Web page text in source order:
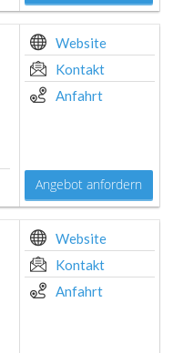
Website
Kontakt
Anfahrt
Angebot anfordern
Website
Kontakt
Anfahrt